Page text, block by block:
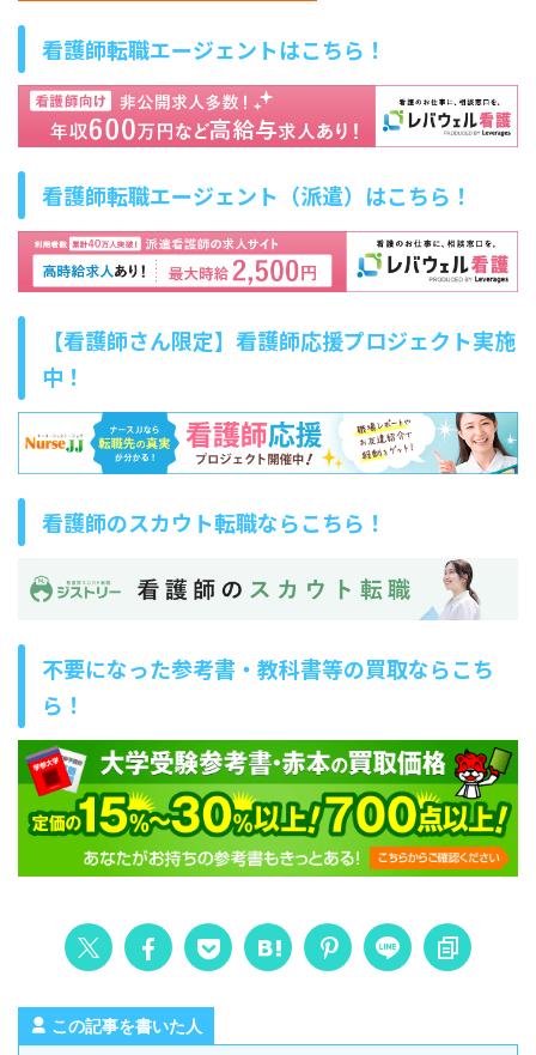
看護師転職エージェントはこちら！
看護師転職エージェント（派遣）はこちら！
【看護師さん限定】看護師応援プロジェクト実施
中！
看護師のスカウト転職ならこちら！
不要になった参考書・教科書等の買取ならこち
ら！
この記事を書いた人